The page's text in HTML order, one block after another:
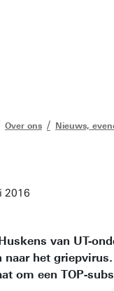
Over ons Nieuws,
2016
van UT-
naar het
om een TOP-